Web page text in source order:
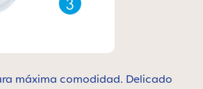
máxima comodidad. Delicado